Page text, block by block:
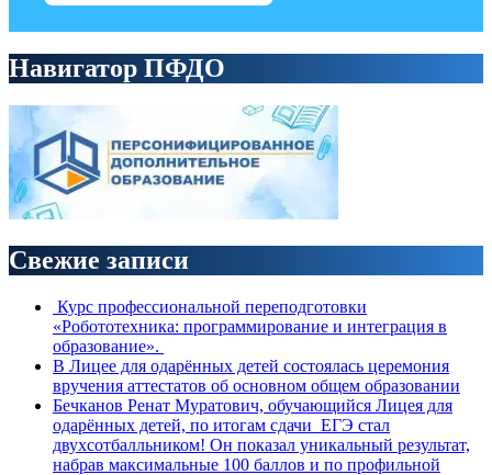
Навигатор ПФДО
Свежие записи
Курс профессиональной переподготовки
«Робототехника: программирование и интеграция в
образование».
В Лицее для одарённых детей состоялась церемония
вручения аттестатов об основном общем образовании
Бечканов Ренат Муратович, обучающийся Лицея для
одарённых детей, по итогам сдачи ЕГЭ стал
двухсотбалльником! Он показал уникальный результат,
набрав максимальные 100 баллов и по профильной